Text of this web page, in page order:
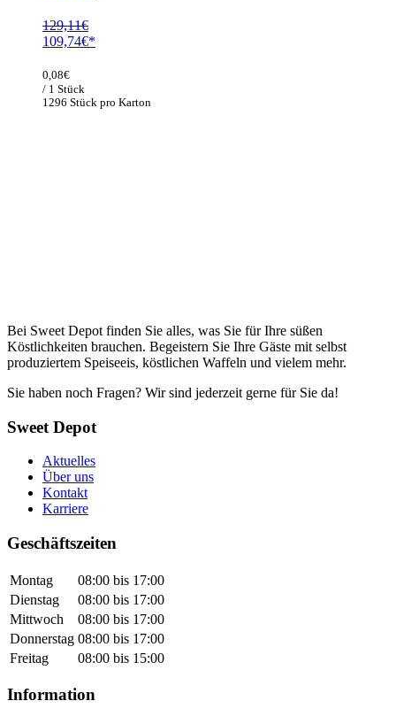
129,11€
Ursprünglicher
war:
129,11€
109,74€
1296 Stück pro Karton
0,08€
/ 1 Stück
Bei Sweet Depot finden Sie alles, was Sie für Ihre süßen
Köstlichkeiten brauchen. Begeistern Sie Ihre Gäste mit selbst
produziertem Speiseeis, köstlichen Waffeln und vielem mehr.
Sie haben noch Fragen? Wir sind jederzeit gerne für Sie da!
Sweet Depot
Aktuelles
Über uns
Kontakt
Karriere
Geschäftszeiten
Montag
08:00 bis 17:00
Dienstag
08:00 bis 17:00
Mittwoch
08:00 bis 17:00
Donnerstag 08:00 bis 17:00
Freitag
08:00 bis 15:00
Information